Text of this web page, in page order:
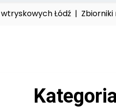
Łódź |Zbiorniki na